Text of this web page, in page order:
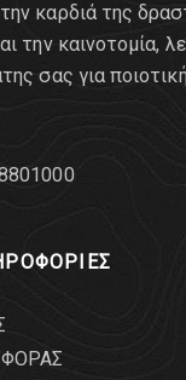
καρδιά της
την καινοτομία,
σας για